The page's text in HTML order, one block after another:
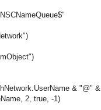
& "@"
2, true, -1)